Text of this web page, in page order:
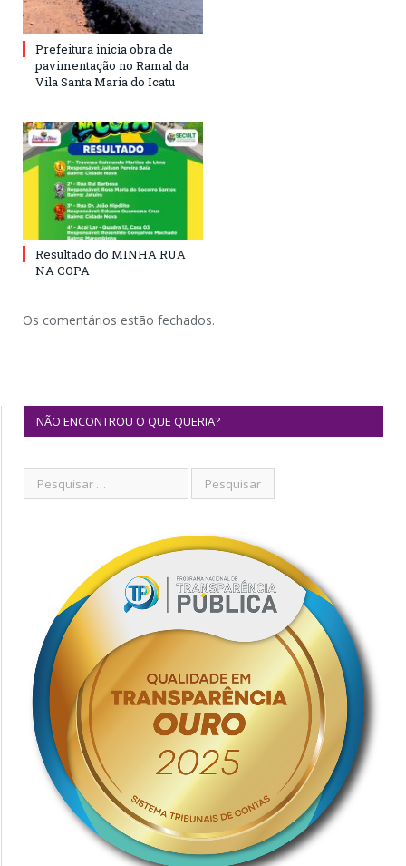
Prefeitura inicia obra de
pavimentação no Ramal da
Vila Santa Maria do Icatu
Resultado do MINHA RUA
NA COPA
Os comentários estão fechados.
NÃO ENCONTROU O QUE QUERIA?